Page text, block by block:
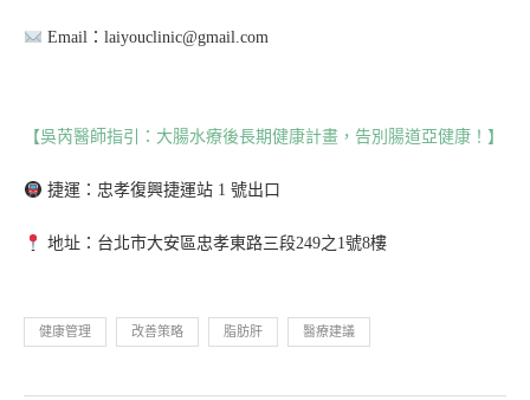
Email：laiyouclinic@gmail.com
【吳芮醫師指引：大腸水療後長期健康計畫，告別腸道亞健康！】
捷運：忠孝復興捷運站 1 號出口
地址：台北市大安區忠孝東路三段249之1號8樓
健康管理 改善策略 脂肪肝 醫療建議